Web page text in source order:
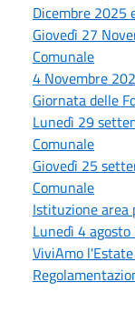
Dicembre 2025
Giovedì 27
Comunale
4 Novembre
Giornata delle
Lunedì 29
Comunale
Giovedì 25
Comunale
Istituzione area
Lunedì 4
ViviAmo